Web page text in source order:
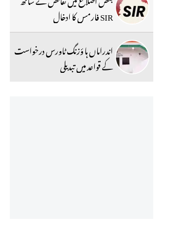
SIR فارمس کا ادخال
اندراماں ہا ؤزنگ ٹاورس درخواست
کے قواعد میں تبدیلی